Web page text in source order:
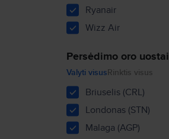
Ryanair
Wizz Air
Persėdimo oro uostai
Valyti visusRinktis visus
Briuselis (CRL)
Londonas (STN)
Malaga (AGP)